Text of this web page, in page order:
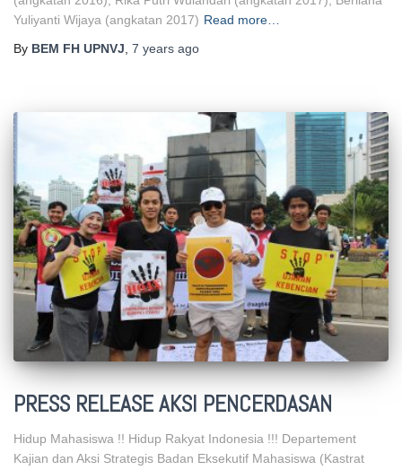
Yuliyanti Wijaya (angkatan 2017) Read more…
By BEM FH UPNVJ 7 years ago
PRESS RELEASE AKSI PENCERDASAN
Hidup Mahasiswa !! Hidup Rakyat Indonesia !!! Departement
Kajian dan Aksi Strategis Badan Eksekutif Mahasiswa (Kastrat